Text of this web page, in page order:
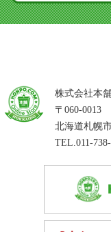
株式会社本
〒060-0013
北海道札幌
TEL.011-